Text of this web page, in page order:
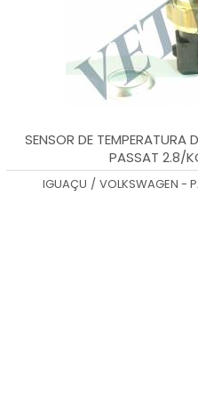
SENSOR DE TEMPERATURA
PASSAT 2.8/
IGUAÇU / VOLKSWAGEN -